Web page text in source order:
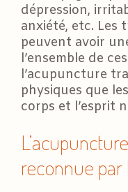
dépression,
anxiété, etc. Les
peuvent avoir
l’ensemble de
l’acupuncture
physiques que
corps et l’esprit
reconnue par